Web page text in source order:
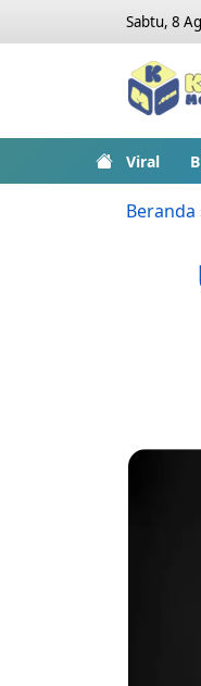
Sabtu, 8
Viral
Beranda